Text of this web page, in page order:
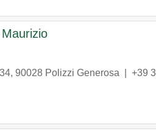
, 90028 Polizzi Generosa +39